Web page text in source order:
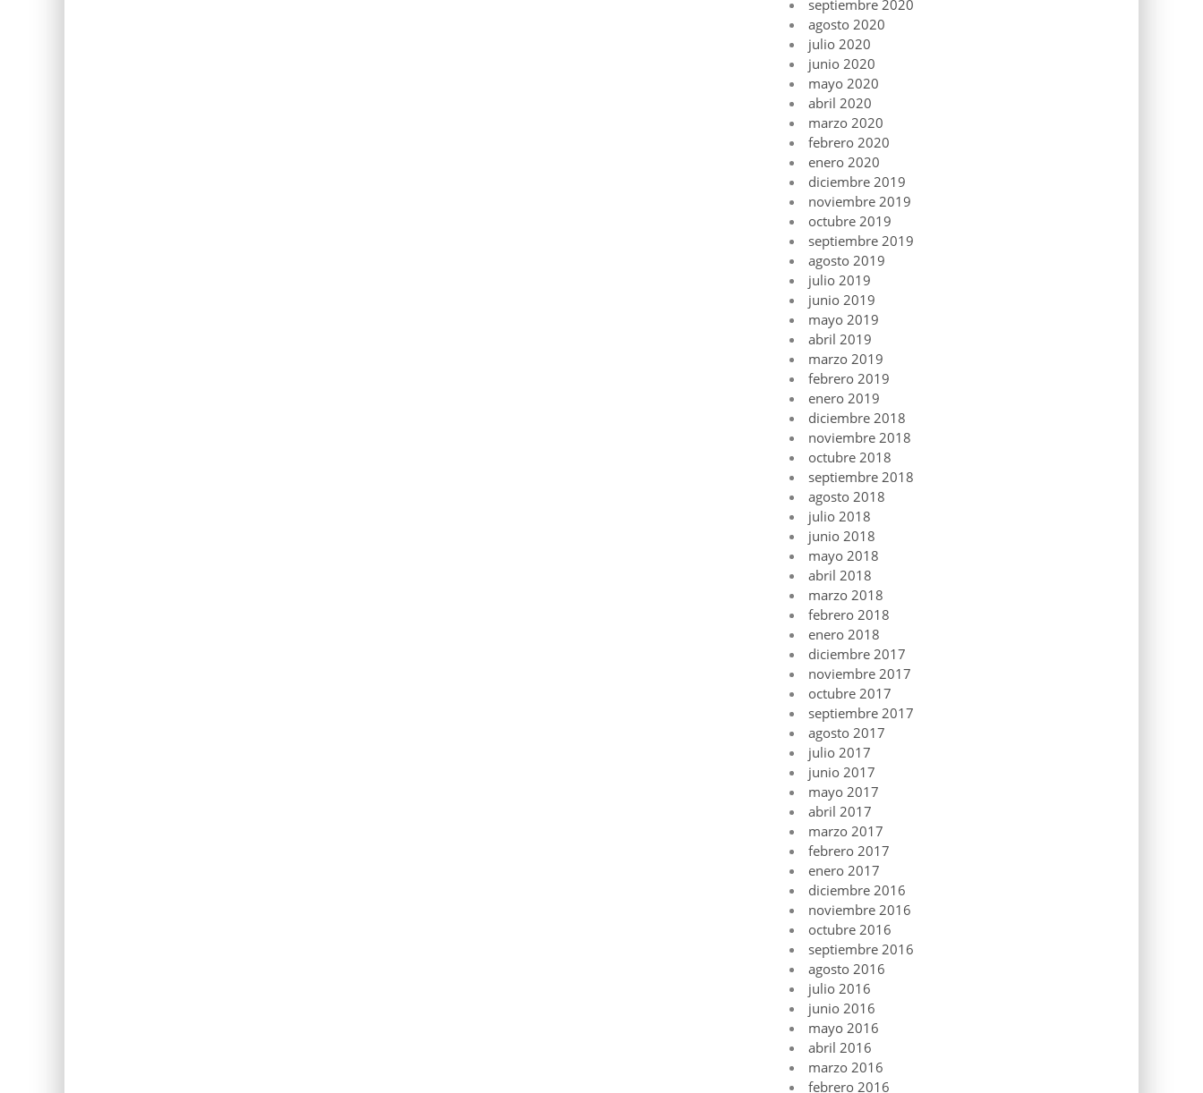
septiembre 2020
agosto 2020
julio 2020
junio 2020
mayo 2020
abril 2020
marzo 2020
febrero 2020
enero 2020
diciembre 2019
noviembre 2019
octubre 2019
septiembre 2019
agosto 2019
julio 2019
junio 2019
mayo 2019
abril 2019
marzo 2019
febrero 2019
enero 2019
diciembre 2018
noviembre 2018
octubre 2018
septiembre 2018
agosto 2018
julio 2018
junio 2018
mayo 2018
abril 2018
marzo 2018
febrero 2018
enero 2018
diciembre 2017
noviembre 2017
octubre 2017
septiembre 2017
agosto 2017
julio 2017
junio 2017
mayo 2017
abril 2017
marzo 2017
febrero 2017
enero 2017
diciembre 2016
noviembre 2016
octubre 2016
septiembre 2016
agosto 2016
julio 2016
junio 2016
mayo 2016
abril 2016
marzo 2016
febrero 2016